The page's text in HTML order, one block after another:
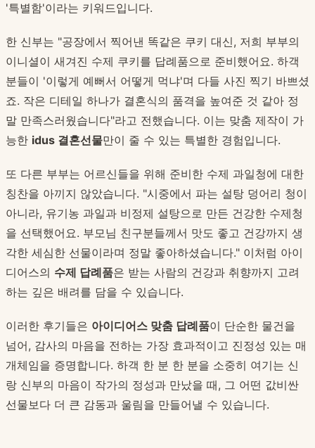
'특별함'이라는 키워드입니다.
한 신부는 "공장에서 찍어낸 똑같은 쿠키 대신, 저희 부부의
이니셜이 새겨진 수제 쿠키를 답례품으로 준비했어요. 하객
분들이 '이렇게 예뻐서 어떻게 먹냐'며 다들 사진 찍기 바쁘셨
죠. 작은 디테일 하나가 결혼식의 품격을 높여준 것 같아 정
말 만족스러웠습니다"라고 전했습니다. 이는 맞춤 제작이 가
능한 idus 결혼선물만이 줄 수 있는 특별한 경험입니다.
또 다른 부부는 어르신들을 위해 준비한 수제 과일청에 대한
칭찬을 아끼지 않았습니다. "시중에서 파는 설탕 덩어리 청이
아니라, 유기농 과일과 비정제 설탕으로 만든 건강한 수제청
을 선택했어요. 부모님 친구분들께서 맛도 좋고 건강까지 생
각한 세심한 선물이라며 정말 좋아하셨습니다." 이처럼 아이
디어스의 수제 답례품은 받는 사람의 건강과 취향까지 고려
하는 깊은 배려를 담을 수 있습니다.
이러한 후기들은 아이디어스 맞춤 답례품이 단순한 물건을
넘어, 감사의 마음을 전하는 가장 효과적이고 진정성 있는 매
개체임을 증명합니다. 하객 한 분 한 분을 소중히 여기는 신
랑 신부의 마음이 작가의 정성과 만났을 때, 그 어떤 값비싼
선물보다 더 큰 감동과 울림을 만들어낼 수 있습니다.